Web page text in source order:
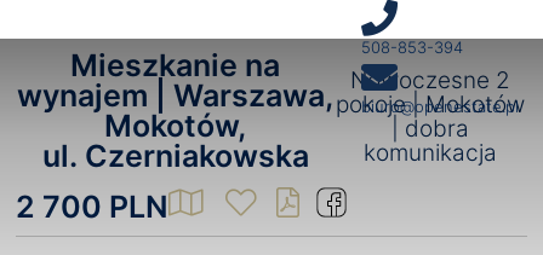
508-853-394
biuro@openestate.pl
Mieszkanie na
wynajem |Warszawa,
Mokotów,
ul. Czerniakowska
Nowoczesne 2
pokoje | Mokotów
| dobra
komunikacja
2 700 PLN